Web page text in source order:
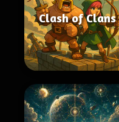
Clash of Clans